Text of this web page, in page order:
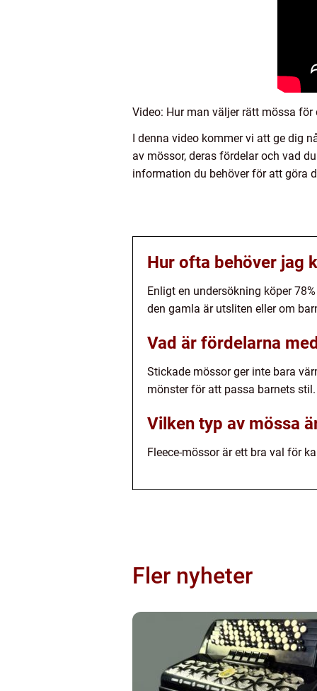
Video: Hur man väljer rätt mössa för
I denna video kommer vi att ge dig
av mössor, deras fördelar och vad
information du behöver för att göra
Hur ofta behöver jag
Enligt en undersökning köper
den gamla är utsliten eller om
Vad är fördelarna
Stickade mössor ger inte bara
mönster för att passa barnets stil.
Vilken typ av mössa
Fleece-mössor är ett bra val för
Fler nyheter